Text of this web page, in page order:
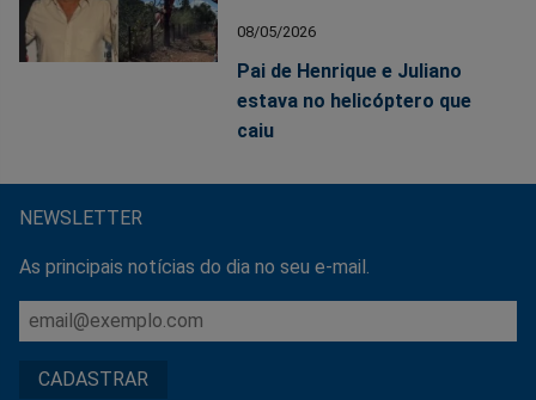
08/05/2026
Pai de Henrique e Juliano
estava no helicóptero que
caiu
NEWSLETTER
As principais notícias do dia no seu e-mail.